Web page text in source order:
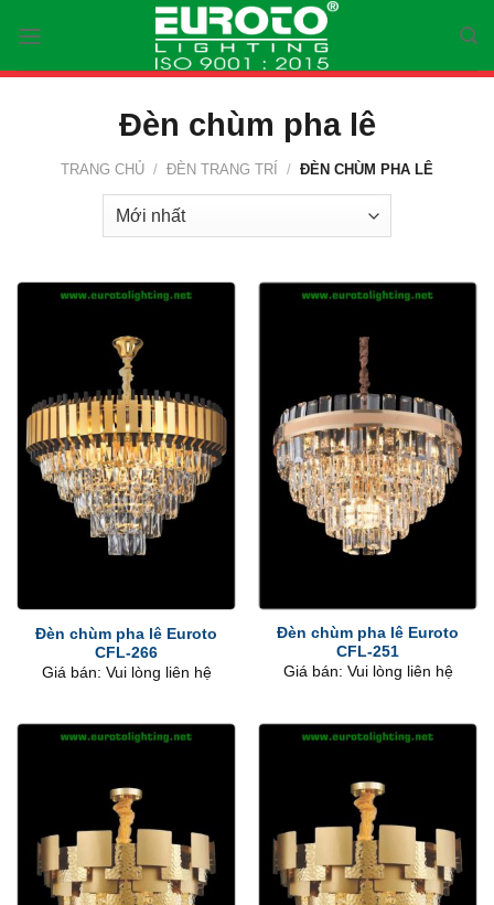
content
Đèn chùm pha lê
TRANG CHỦ / ĐÈN TRANG TRÍ / ĐÈN CHÙM PHA LÊ
Đèn chùm pha lê Euroto
CFL-266
Giá bán: Vui lòng liên hệ
Đèn chùm pha lê Euroto
CFL-251
Giá bán: Vui lòng liên hệ